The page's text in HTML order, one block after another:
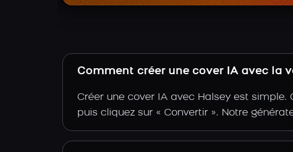
Comment créer une cover IA avec la
Créer une cover IA avec Halsey est simple.
puis cliquez sur « Convertir ». Notre